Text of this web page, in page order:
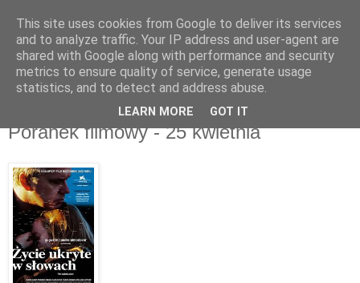
UTW Łomianki
Poranek filmowy - 25 kwietnia
This site uses cookies from Google to deliver its services
and to analyze traffic. Your IP address and user-agent are
shared with Google along with performance and security
metrics to ensure quality of service, generate usage
statistics, and to detect and address abuse.
LEARN MORE GOT IT